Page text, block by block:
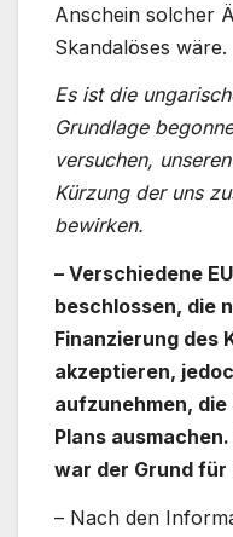
Anschein solcher
Skandalöses wäre.
Es ist die
Grundlage
versuchen,
Kürzung der uns
bewirken.
– Verschiedene
beschlossen, die
Finanzierung des
akzeptieren,
aufzunehmen,
Plans
war der Grund für
– Nach den